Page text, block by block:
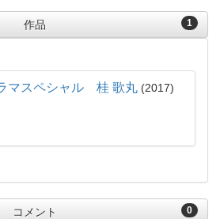
1
作品
マスペシャル 桂 歌丸
2017
0
コメント